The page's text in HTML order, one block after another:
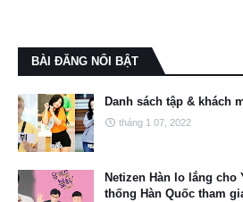
BÀI ĐĂNG NỔI BẬT
Danh sách tập & khách
tháng 1 07, 2022
Netizen Hàn lo lắng cho
thống Hàn Quốc tham